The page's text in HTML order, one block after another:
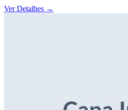
Ver Detalhes →